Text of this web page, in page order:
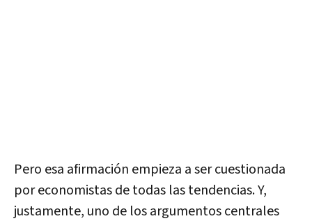
Pero esa afirmación empieza a ser cuestionada
por economistas de todas las tendencias. Y,
justamente, uno de los argumentos centrales